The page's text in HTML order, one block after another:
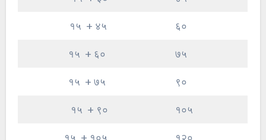
१५ + ४५ ६०
१५ + ६० ७५
१५ + ७५ ९०
१५ + ९० १०५